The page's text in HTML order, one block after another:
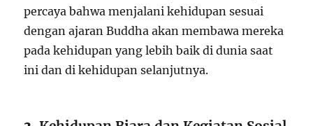
percaya bahwa menjalani kehidupan sesuai
dengan ajaran Buddha akan membawa mereka
pada kehidupan yang lebih baik di dunia saat
ini dan di kehidupan selanjutnya.